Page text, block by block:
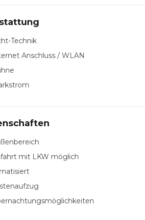
und
Tagungs- und Seminarräumen bietet
Rahmen für große Feierlichkeiten.
Event möglichst reibungslos über die
Technik
Anschluss / WLAN
mit LKW möglich